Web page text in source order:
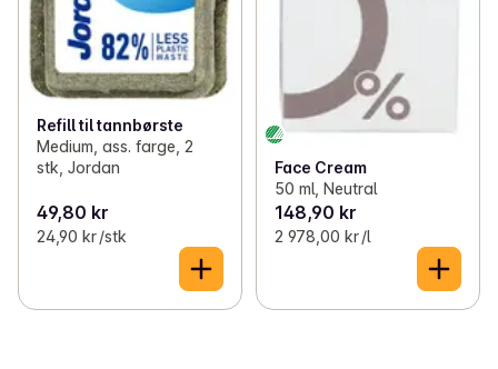
Refill til tannbørste
Medium, ass. farge, 2
stk, Jordan
49,80 kr
24,90 kr /stk
Face Cream
50 ml, Neutral
148,90 kr
2 978,00 kr /l